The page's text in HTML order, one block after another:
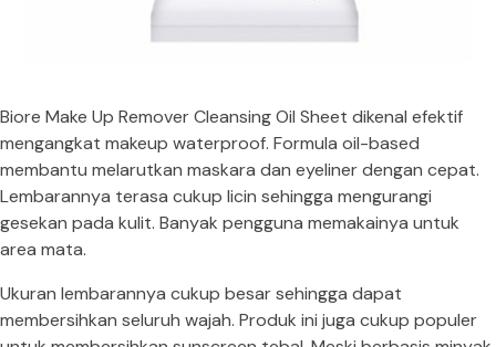
Biore Make Up Remover Cleansing Oil Sheet dikenal efektif
mengangkat makeup waterproof. Formula oil-based
membantu melarutkan maskara dan eyeliner dengan cepat.
Lembarannya terasa cukup licin sehingga mengurangi
gesekan pada kulit. Banyak pengguna memakainya untuk
area mata.
Ukuran lembarannya cukup besar sehingga dapat
membersihkan seluruh wajah. Produk ini juga cukup populer